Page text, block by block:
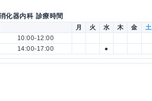
化器内科 診療時間
月 火 水 木 金 土
10:00-12:00
14:00-17:00
●